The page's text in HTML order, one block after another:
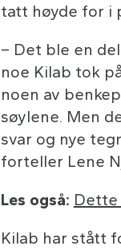
tatt høyde for i
– Det ble en
noe Kilab tok
noen av
søylene. Men
svar og nye
forteller Lene
Les også: Dette
Kilab har stått